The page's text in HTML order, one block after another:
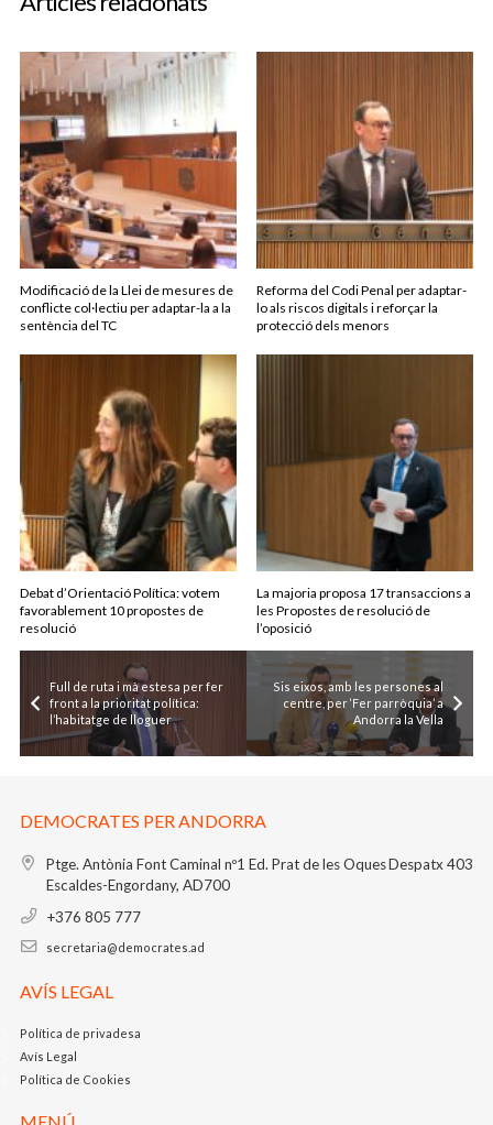
Modificació de la Llei de mesures de
conflicte col·lectiu per adaptar-la a la
sentència del TC
Reforma del Codi Penal per adaptar-
lo als riscos digitals i reforçar la
protecció dels menors
Debat d’Orientació Política: votem
favorablement 10 propostes de
resolució
La majoria proposa 17 transaccions a
les Propostes de resolució de
l’oposició
Full de ruta i mà estesa per fer
front a la prioritat política:
l’habitatge de lloguer
Sis eixos, amb les persones al
centre, per ‘Fer parròquia’ a
Andorra la Vella
DEMOCRATES PER ANDORRA
Ptge. Antònia Font Caminal nº1 Ed. Prat de les OquesDespatx 403
Escaldes-Engordany, AD700
+376 805 777
secretaria@democrates.ad
AVÍS LEGAL
Política de privadesa
Avís Legal
Política de Cookies